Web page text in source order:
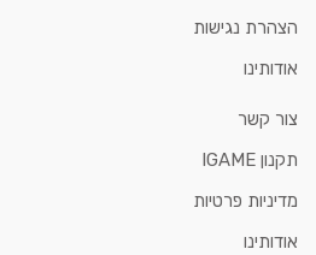
הצהרת נגישות
אודותינו
צור קשר
תקנון IGAME
מדיניות פרטיות
אודותינו